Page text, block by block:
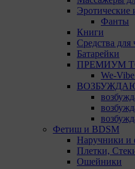
Эротические
Фанты
Книги
Средства для
Батарейки
ПРЕМИУМ
We-
Фетиш и BDSM
Наручники и
Плетки,
Ошейники
Мы обрабатываем куки в
нижеуказанными целями
идентификации
Мы поручаем
указанных целей
Аналитические Cookie
Аналитические куки
предпочтения
которым мы поручаем